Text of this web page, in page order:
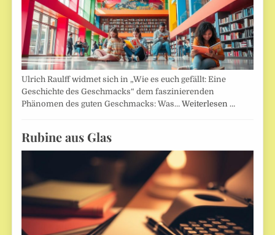
Ulrich Raulff widmet sich in „Wie es euch gefällt: Eine
Geschichte des Geschmacks“ dem faszinierenden
Phänomen des guten Geschmacks: Was…Weiterlesen …
Rubine aus Glas